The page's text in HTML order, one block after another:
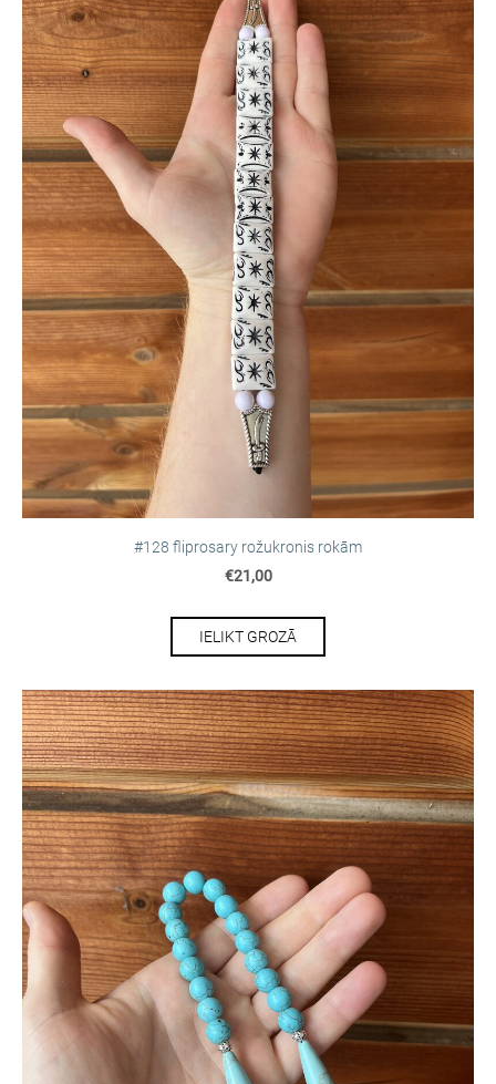
#128 fliprosary rožukronis rokām
€21,00
IELIKT GROZĀ